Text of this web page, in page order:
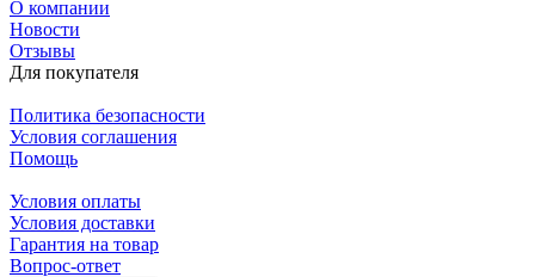
О компании
Новости
Отзывы
Для покупателя
Политика безопасности
Условия соглашения
Помощь
Условия оплаты
Условия доставки
Гарантия на товар
Вопрос-ответ